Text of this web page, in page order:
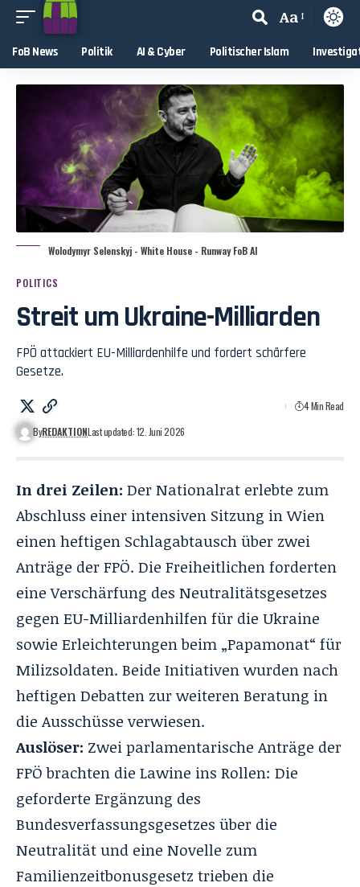
Aa
FoB News Politik AI & Cyber Politischer Islam
Wolodymyr Selenskyj - White House - Runway FoB AI
POLITICS
Streit um Ukraine-Milliarden
FPÖ attackiert EU-Milliardenhilfe und fordert schärfere
Gesetze.
ByREDAKTIONLast updated: 12. Juni 2026
4 Min Read
In drei Zeilen: Der Nationalrat erlebte zum
Abschluss einer intensiven Sitzung in Wien
einen heftigen Schlagabtausch über zwei
Anträge der FPÖ. Die Freiheitlichen forderten
eine Verschärfung des Neutralitätsgesetzes
gegen EU-Milliardenhilfenfür die Ukraine
sowie Erleichterungen beim „Papamonat“ für
Milizsoldaten. Beide Initiativen wurden nach
heftigen Debatten zur weiteren Beratung in
die Ausschüsse verwiesen.
Auslöser: Zwei parlamentarische Anträge der
FPÖ brachten die Lawine ins Rollen: Die
geforderte Ergänzung des
Bundesverfassungsgesetzes über die
Neutralität und eine Novelle zum
Familienzeitbonusgesetz trieben die